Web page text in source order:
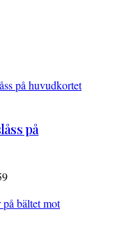
på